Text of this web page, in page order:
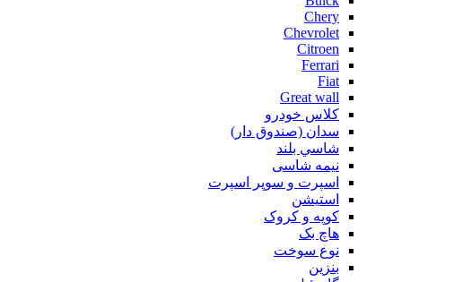
Chery
Chevrolet
Citroen
Ferrari
Fiat
Great wall
کلاس خودرو
سدان (صندوق دار)
شاسي بلند
نیمه شاسی
اسپرت و سوپر اسپرت
استیشن
کوپه و کروک
هاچ بک
نوع سوخت
بنزين